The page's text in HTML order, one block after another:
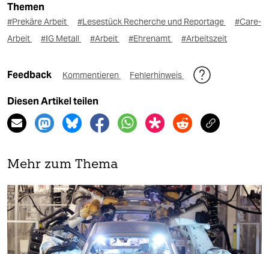
Themen
#Prekäre Arbeit #Lesestück Recherche und Reportage
#Care-
Arbeit
#IG Metall #Arbeit #Ehrenamt #Arbeitszeit
Feedback Kommentieren Fehlerhinweis
Diesen Artikel teilen
Mehr zum Thema